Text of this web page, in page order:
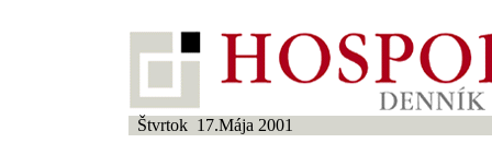
Štvrtok 17.Mája 2001